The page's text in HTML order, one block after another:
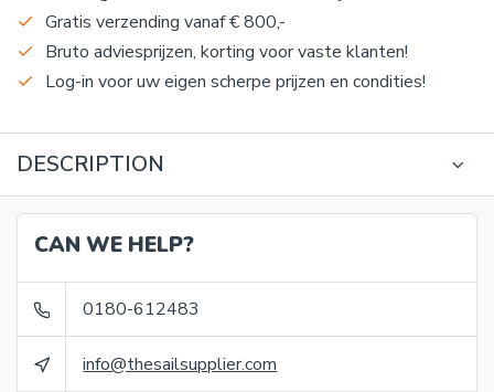
Gratis verzending vanaf € 800,-
Bruto adviesprijzen, korting voor vaste klanten!
Log-in voor uw eigen scherpe prijzen en condities!
DESCRIPTION
CAN WE HELP?
0180-612483
info@thesailsupplier.com